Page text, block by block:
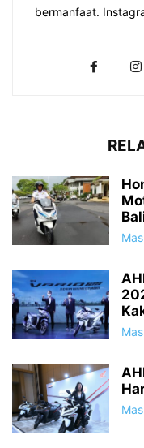
bermanfaat.